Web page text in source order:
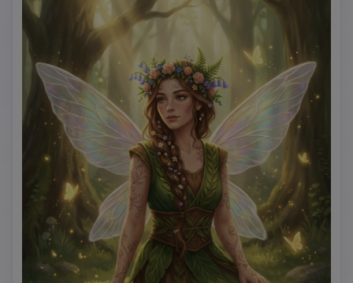
drammatica chiaroscuro, estetica canaglia, misteriosa e
mortale, ad alto contrasto.